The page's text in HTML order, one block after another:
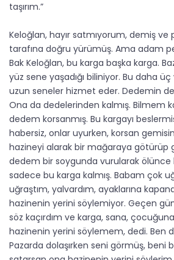
taşırım.”
Keloğlan, hayır satmıyorum, demiş ve
tarafına doğru yürümüş. Ama adam
Bak Keloğlan, bu karga başka karga.
yüz sene yaşadığı biliniyor. Bu daha üç
uzun seneler hizmet eder. Dedemin
Ona da dedelerinden kalmış. Bilmem
dedem korsanmış. Bu kargayı
habersiz, onlar uyurken, korsan
hazineyi alarak bir mağaraya götürüp
dedem bir soygunda vurularak ölünce
sadece bu karga kalmış. Babam çok
uğraştım, yalvardım, ayaklarına
hazinenin yerini söylemiyor. Geçen
söz kaçırdım ve karga, sana,
hazinenin yerini söylemem, dedi. Ben
Pazarda dolaşırken seni görmüş, beni